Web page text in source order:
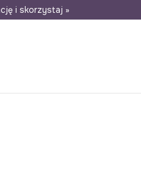
30 dni na zwrot
i skorzystaj »